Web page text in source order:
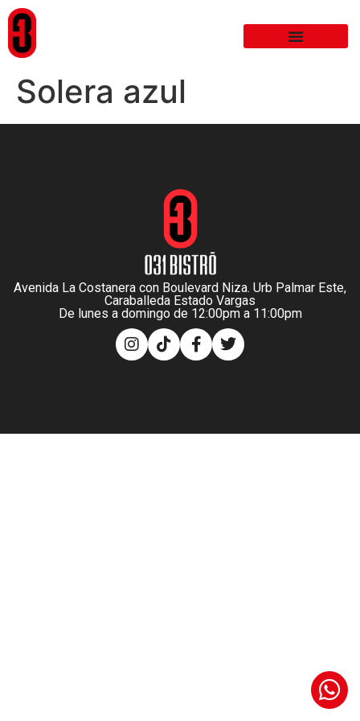
Solera azul
Avenida La Costanera con Boulevard Niza. Urb Palmar Este,
Caraballeda Estado Vargas
De lunes a domingo de 12:00pm a 11:00pm